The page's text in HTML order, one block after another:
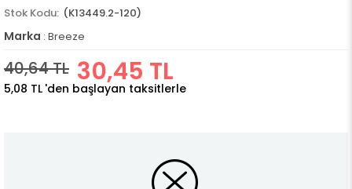
(K13449.2-120)
Marka : Breeze
40,64 TL 30,45 TL
5,08 TL 'den başlayan taksitlerle